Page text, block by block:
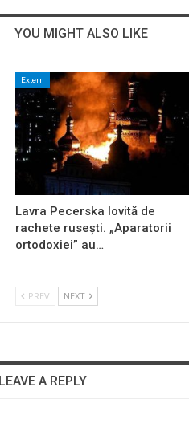
YOU MIGHT ALSO LIKE
Extern
Lavra Pecerska lovită de
rachete rusești. „Aparatorii
ortodoxiei” au…
PREV NEXT
LEAVE A REPLY